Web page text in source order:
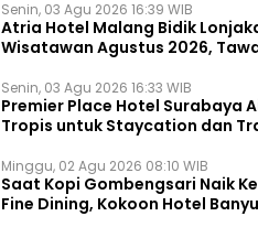
Senin, 03 Agu 2026 16:39 WIB
Atria Hotel Malang Bidik
Wisatawan Agustus 2026,
Senin, 03 Agu 2026 16:33 WIB
Premier Place Hotel Surabaya
Tropis untuk Staycation dan
Minggu, 02 Agu 2026 08:10 WIB
Saat Kopi Gombengsari Naik
Fine Dining, Kokoon Hotel